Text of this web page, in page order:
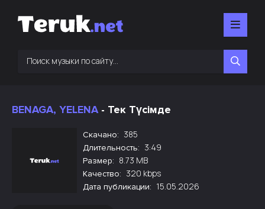
BENAGA, YELENA- Тек Түсімде
Скачано: 385
Длительность: 3:49
Размер: 8.73 MB
Качество: 320 kbps
Дата публикации: 15.05.2026